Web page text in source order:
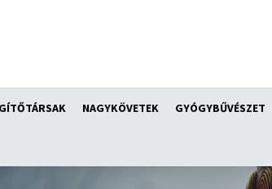
NAGYKÖVETEK GYÓGYBŰVÉSZET